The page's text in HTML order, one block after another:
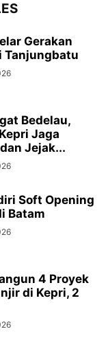
Gerakan
Tanjungbatu
Bedelau,
Jaga
Jejak...
Soft Opening
Batam
4 Proyek
di Kepri, 2